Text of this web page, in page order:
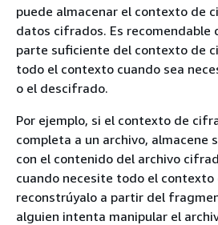
puede almacenar el contexto de
datos cifrados. Es recomendable
parte suficiente del contexto de
todo el contexto cuando sea
o el descifrado.
Por ejemplo, si el contexto de
completa a un archivo, almacene
con el contenido del archivo
cuando necesite todo el
reconstrúyalo a partir del
alguien intenta manipular el